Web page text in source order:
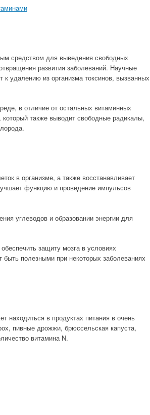
средством для выведения свободных
развития заболеваний. Научные
удалению из организма токсинов, вызванных
в отличие от остальных витаминных
который также выводит свободные радикалы,
в организме, а также восстанавливает
функцию и проведение импульсов
углеводов и образовании энергии для
защиту мозга в условиях
полезными при некоторых заболеваниях
находиться в продуктах питания в очень
пивные дрожжи, брюссельская капуста,
витамина N.